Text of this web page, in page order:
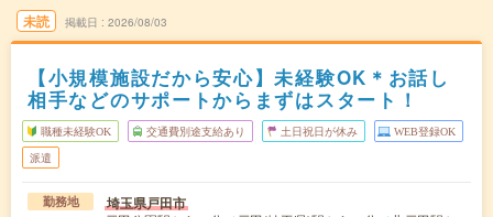
未読 掲載日 2026/08/03
【小規模施設だから安心】未経験OK＊お話し
相手などのサポートからまずはスタート！
職種未経験OK 交通費別途支給あり 土日祝日が休み WEB登録OK
派遣
勤務地 埼玉県戸田市